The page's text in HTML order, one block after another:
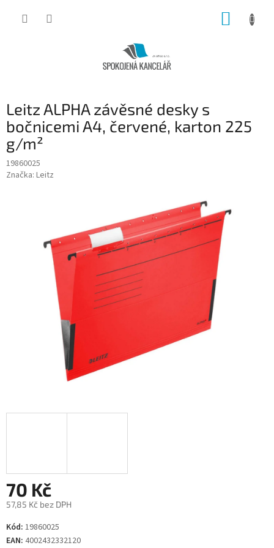
Leitz ALPHA závěsné desky s
bočnicemi A4, červené, karton 225
g/m²
19860025
Značka: Leitz
70 Kč
57,85 Kč bez DPH
Měrná
cena:
Kód: 19860025
EAN: 4002432332120